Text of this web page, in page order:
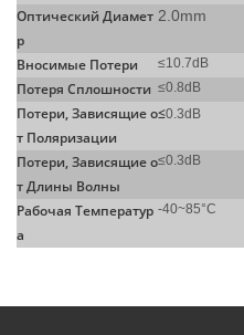
Оптический Диамет
р
2.0mm
Вносимые Потери ≤10.7dB
Потеря Сплошности ≤0.8dB
Потери, Зависящие о
т Поляризации
≤0.3dB
Потери, Зависящие о
т Длины Волны
≤0.3dB
Рабочая Температур
а
-40~85°C